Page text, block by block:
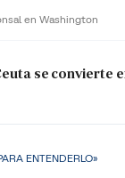
en Washington
se convierte
ENTENDERLO»